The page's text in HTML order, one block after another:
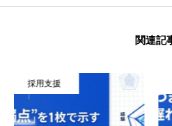
関連記
解決の方向性：詰まりを1つ
くる
採用支援サービスを始めました
次の一手（必要な方のみ）